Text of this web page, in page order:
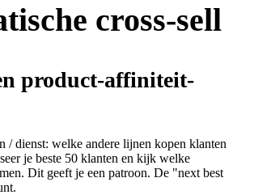
cross-sell
product-affiniteit-
/ dienst: welke andere lijnen kopen klanten
je beste 50 klanten en kijk welke
Dit geeft je een patroon. De "next best